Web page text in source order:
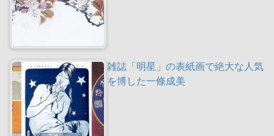
雑誌「明星」の表紙画で絶大な人気
を博した一條成美